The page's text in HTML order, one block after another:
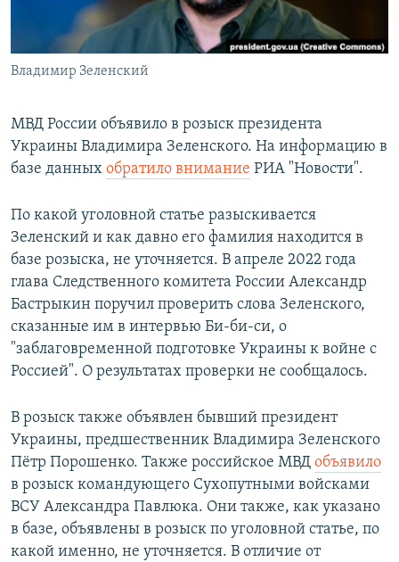
СОЦИАЛЬНЫЕ СЕТИ
Все сайты РСЕ/РС
Владимир Зеленский
МВД России объявило в розыск президента
Украины Владимира Зеленского. На информацию в
базе данных обратило внимание РИА "Новости".
По какой уголовной статье разыскивается
Зеленский и как давно его фамилия находится в
базе розыска, не уточняется. В апреле 2022 года
глава Следственного комитета России Александр
Бастрыкин поручил проверить слова Зеленского,
сказанные им в интервью Би-би-си, о
"заблаговременной подготовке Украины к войне с
Россией". О результатах проверки не сообщалось.
В розыск также объявлен бывший президент
Украины, предшественник Владимира Зеленского
Пётр Порошенко. Также российское МВД объявило
в розыск командующего Сухопутными войсками
ВСУ Александра Павлюка. Они также, как указано
в базе, объявлены в розыск по уголовной статье, по
какой именно, не уточняется. В отличие от